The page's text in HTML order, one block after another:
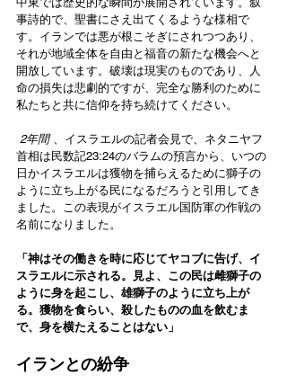
事詩的で、聖書にさえ出てくるような様相で
す。イランでは悪が根こそぎにされつつあり、
それが地域全体を自由と福音の新たな機会へと
開放しています。破壊は現実のものであり、人
命の損失は悲劇的ですが、完全な勝利のために
私たちと共に信仰を持ち続けてください。
2年間 、イスラエルの記者会見で、ネタニヤフ
首相は民数記23:24のバラムの預言から、いつの
日かイスラエルは獲物を捕らえるために獅子の
ように立ち上がる民になるだろうと引用してき
ました。この表現がイスラエル国防軍の作戦の
名前になりました。
「神はその働きを時に応じてヤコブに告げ、イ
スラエルに示される。見よ、この民は雌獅子の
ように身を起こし、雄獅子のように立ち上が
る。獲物を食らい、殺したものの血を飲むま
で、身を横たえることはない」
イランとの紛争